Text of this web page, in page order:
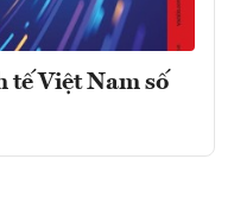
tế Việt Nam số